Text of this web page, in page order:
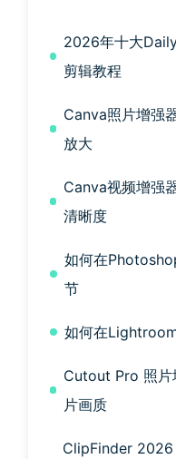
2026年十大
剪辑教程
Canva照片增强
放大
Canva视频增强
清晰度
如何在
节
如何在
Cutout Pro 照片
片画质
ClipFinder 2026